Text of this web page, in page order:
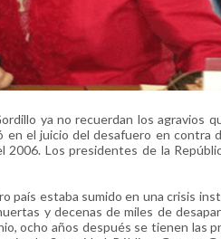
ya no recuerdan los agravios
el juicio del desafuero en contra
Los presidentes de la
país estaba sumido en una crisis
y decenas de miles de
ocho años después se tienen las